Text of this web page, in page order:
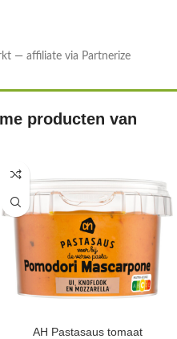
— affiliate via Partnerize
producten van
AH Pastasaus tomaat